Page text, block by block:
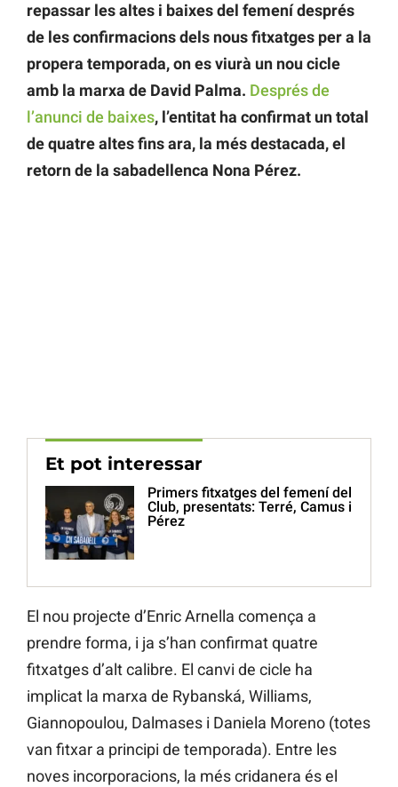
repassar les altes i baixes del femení després
de les confirmacions dels nous fitxatges per a la
propera temporada, on es viurà un nou cicle
amb la marxa de David Palma. Després de
l’anunci de baixes, l’entitat ha confirmat un total
de quatre altes fins ara, la més destacada, el
retorn de la sabadellenca Nona Pérez.
Et pot interessar
Primers fitxatges del femení del
Club, presentats: Terré, Camus i
Pérez
El nou projecte d’Enric Arnella comença a
prendre forma, i ja s’han confirmat quatre
fitxatges d’alt calibre. El canvi de cicle ha
implicat la marxa de Rybanská, Williams,
Giannopoulou, Dalmases i Daniela Moreno (totes
van fitxar a principi de temporada). Entre les
noves incorporacions, la més cridanera és el